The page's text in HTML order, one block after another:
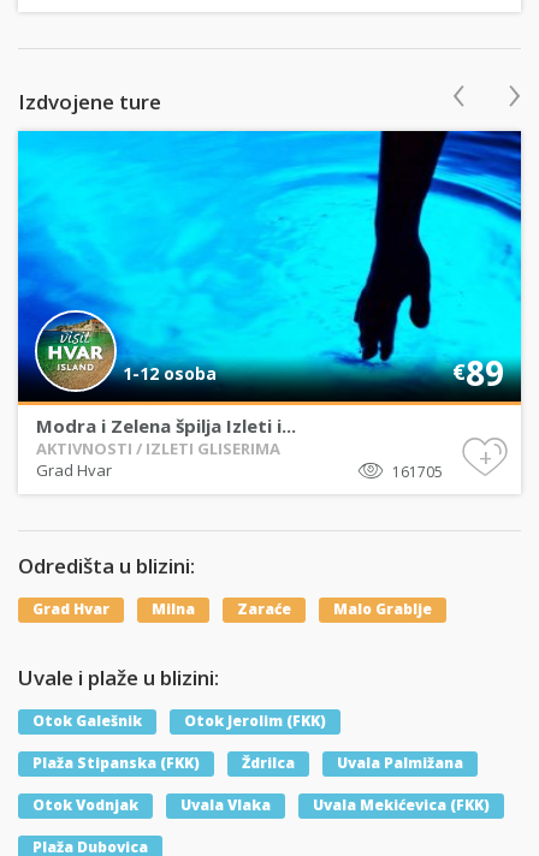
Izdvojene ture
1-12 osoba €89
Modra i Zelena špilja Izleti i...
AKTIVNOSTI / IZLETI GLISERIMA
161705
Grad Hvar +
‹ ›
Odredišta u blizini:
Grad Hvar Milna Zaraće Malo Grablje
Uvale i plaže u blizini:
Otok Galešnik Otok Jerolim (FKK)
Plaža Stipanska (FKK) Ždrilca Uvala Palmižana
Otok Vodnjak Uvala Vlaka Uvala Mekićevica (FKK)
Plaža Dubovica